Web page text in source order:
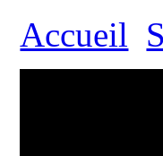
Accueil